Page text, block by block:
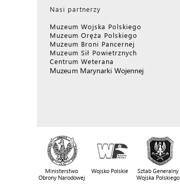
Nasi partnerzy
Muzeum Wojska Polskiego
Muzeum Oręża Polskiego
Muzeum Broni Pancernej
Muzeum Sił Powietrznych
Centrum Weterana
Muzeum Marynarki Wojennej
Ministerstwo
Obrony Narodowej
Wojsko Polskie
Sztab Generalny
Wojska Polskiego